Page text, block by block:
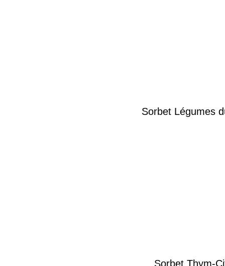
Sorbet Légumes
Sorbet Thym-